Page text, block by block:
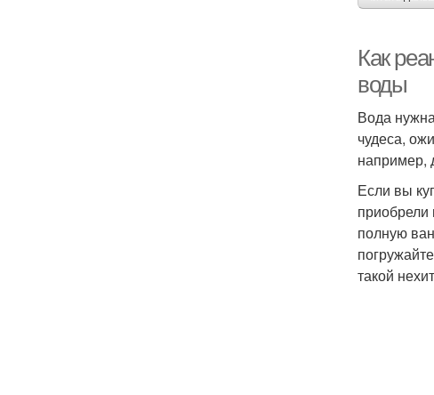
Как
воды
Вода
чудеса,
например,
Если вы
приобрели
полную
такой